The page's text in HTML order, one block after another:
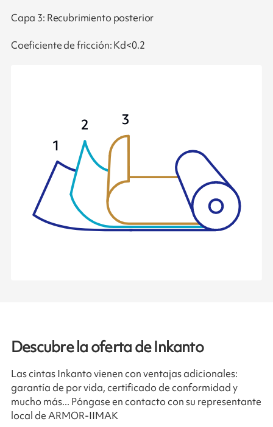
Capa 3: Recubrimiento posterior
Coeficiente de fricción: Kd<0.2
Descubre la oferta de Inkanto
Las cintas Inkanto vienen con ventajas adicionales:
garantía de por vida, certificado de conformidad y
mucho más... Póngase en contacto con su representante
local de ARMOR-IIMAK